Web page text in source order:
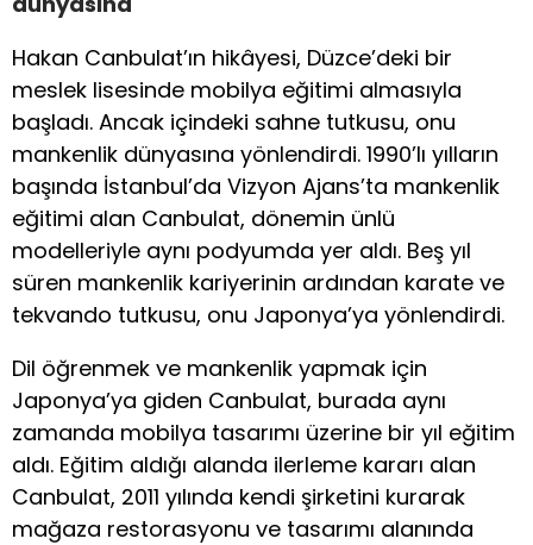
Hakan Canbulat’ın hikâyesi, Düzce’deki bir
meslek lisesinde mobilya eğitimi almasıyla
başladı. Ancak içindeki sahne tutkusu, onu
mankenlik dünyasına yönlendirdi. 1990’lı yılların
başında İstanbul’da Vizyon Ajans’ta mankenlik
eğitimi alan Canbulat, dönemin ünlü
modelleriyle aynı podyumda yer aldı. Beş yıl
süren mankenlik kariyerinin ardından karate ve
tekvando tutkusu, onu Japonya’ya yönlendirdi.
Dil öğrenmek ve mankenlik yapmak için
Japonya’ya giden Canbulat, burada aynı
zamanda mobilya tasarımı üzerine bir yıl eğitim
aldı. Eğitim aldığı alanda ilerleme kararı alan
Canbulat, 2011 yılında kendi şirketini kurarak
mağaza restorasyonu ve tasarımı alanında